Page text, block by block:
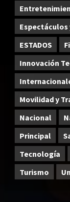
ESTADOS
Innovación
Movilidad y
Nacional
Principal
Tecnología
Turismo